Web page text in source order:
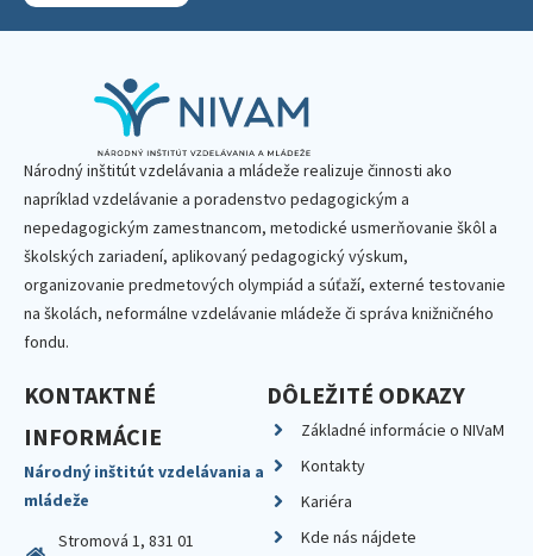
Národný inštitút vzdelávania a mládeže realizuje činnosti ako
napríklad vzdelávanie a poradenstvo pedagogickým a
nepedagogickým zamestnancom, metodické usmerňovanie škôl a
školských zariadení, aplikovaný pedagogický výskum,
organizovanie predmetových olympiád a súťaží, externé testovanie
na školách, neformálne vzdelávanie mládeže či správa knižničného
fondu.
KONTAKTNÉ
INFORMÁCIE
Národný inštitút vzdelávania a
mládeže
Stromová 1, 831 01
DÔLEŽITÉ ODKAZY
Základné informácie o NIVaM
Kontakty
Kariéra
Kde nás nájdete